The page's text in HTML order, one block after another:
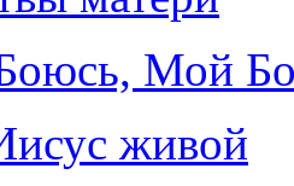
Мой
живой